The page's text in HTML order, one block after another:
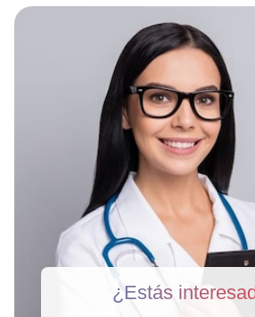
¿Estás